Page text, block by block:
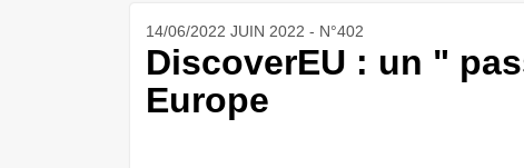
14/06/2022 JUIN 2022 - N°402
DiscoverEU : un "
Europe